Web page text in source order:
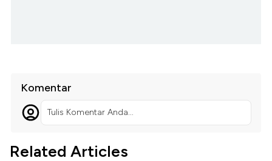
Komentar
Tulis Komentar Anda...
Related Articles